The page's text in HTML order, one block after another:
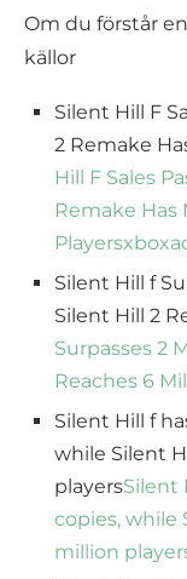
Om du förstår
källor
Silent Hill F
2 Remake
Hill F Sales
Remake Has
Players
Silent Hill f
Silent Hill 2
Surpasses 2
Reaches 6
Silent Hill f
while Silent
playersSilent
copies, while
million